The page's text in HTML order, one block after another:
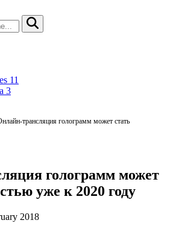
11
3
трансляция голограмм может стать
голограмм может
уже к 2020 году
2018